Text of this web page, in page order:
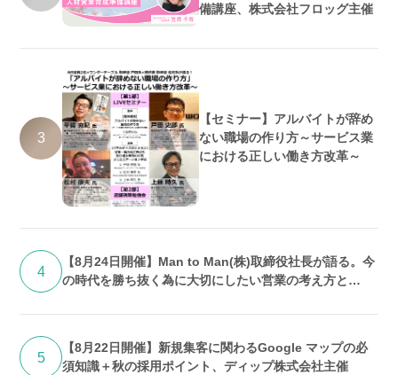
備講座、株式会社フロッグ主催
3
【セミナー】アルバイトが辞め
ない職場の作り方～サービス業
における正しい働き方改革～
4
【8月24日開催】Man to Man(株)取締役社長が語る。今
の時代を勝ち抜く為に大切にしたい営業の考え方と
5
【8月22日開催】新規集客に関わるGoogle マップの必
須知識＋秋の採用ポイント、ディップ株式会社主催